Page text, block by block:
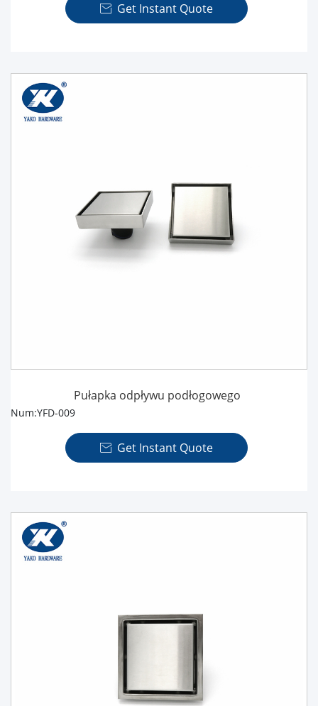
 Get Instant Quote
Pułapka odpływu podłogowego
Num:YFD-009
 Get Instant Quote